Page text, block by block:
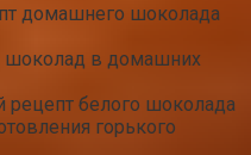
домашнего шоколада
шоколад в домашних
рецепт белого шоколада
горького